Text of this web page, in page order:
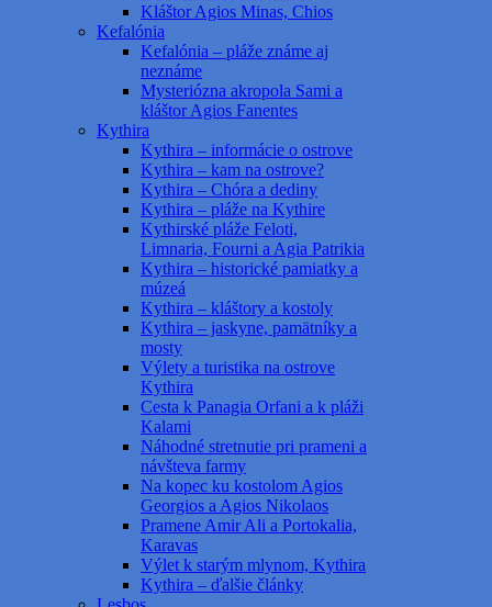
Kláštor Agios Minas, Chios
Kefalónia
Kefalónia – pláže známe aj
neznáme
Mysteriózna akropola Sami a
kláštor Agios Fanentes
Kythira
Kythira – informácie o ostrove
Kythira – kam na ostrove?
Kythira – Chóra a dediny
Kythira – pláže na Kythire
Kythirské pláže Feloti,
Limnaria, Fourni a Agia Patrikia
Kythira – historické pamiatky a
múzeá
Kythira – kláštory a kostoly
Kythira – jaskyne, pamätníky a
mosty
Výlety a turistika na ostrove
Kythira
Cesta k Panagia Orfani a k pláži
Kalami
Náhodné stretnutie pri prameni a
návšteva farmy
Na kopec ku kostolom Agios
Georgios a Agios Nikolaos
Pramene Amir Ali a Portokalia,
Karavas
Výlet k starým mlynom, Kythira
Kythira – ďalšie články